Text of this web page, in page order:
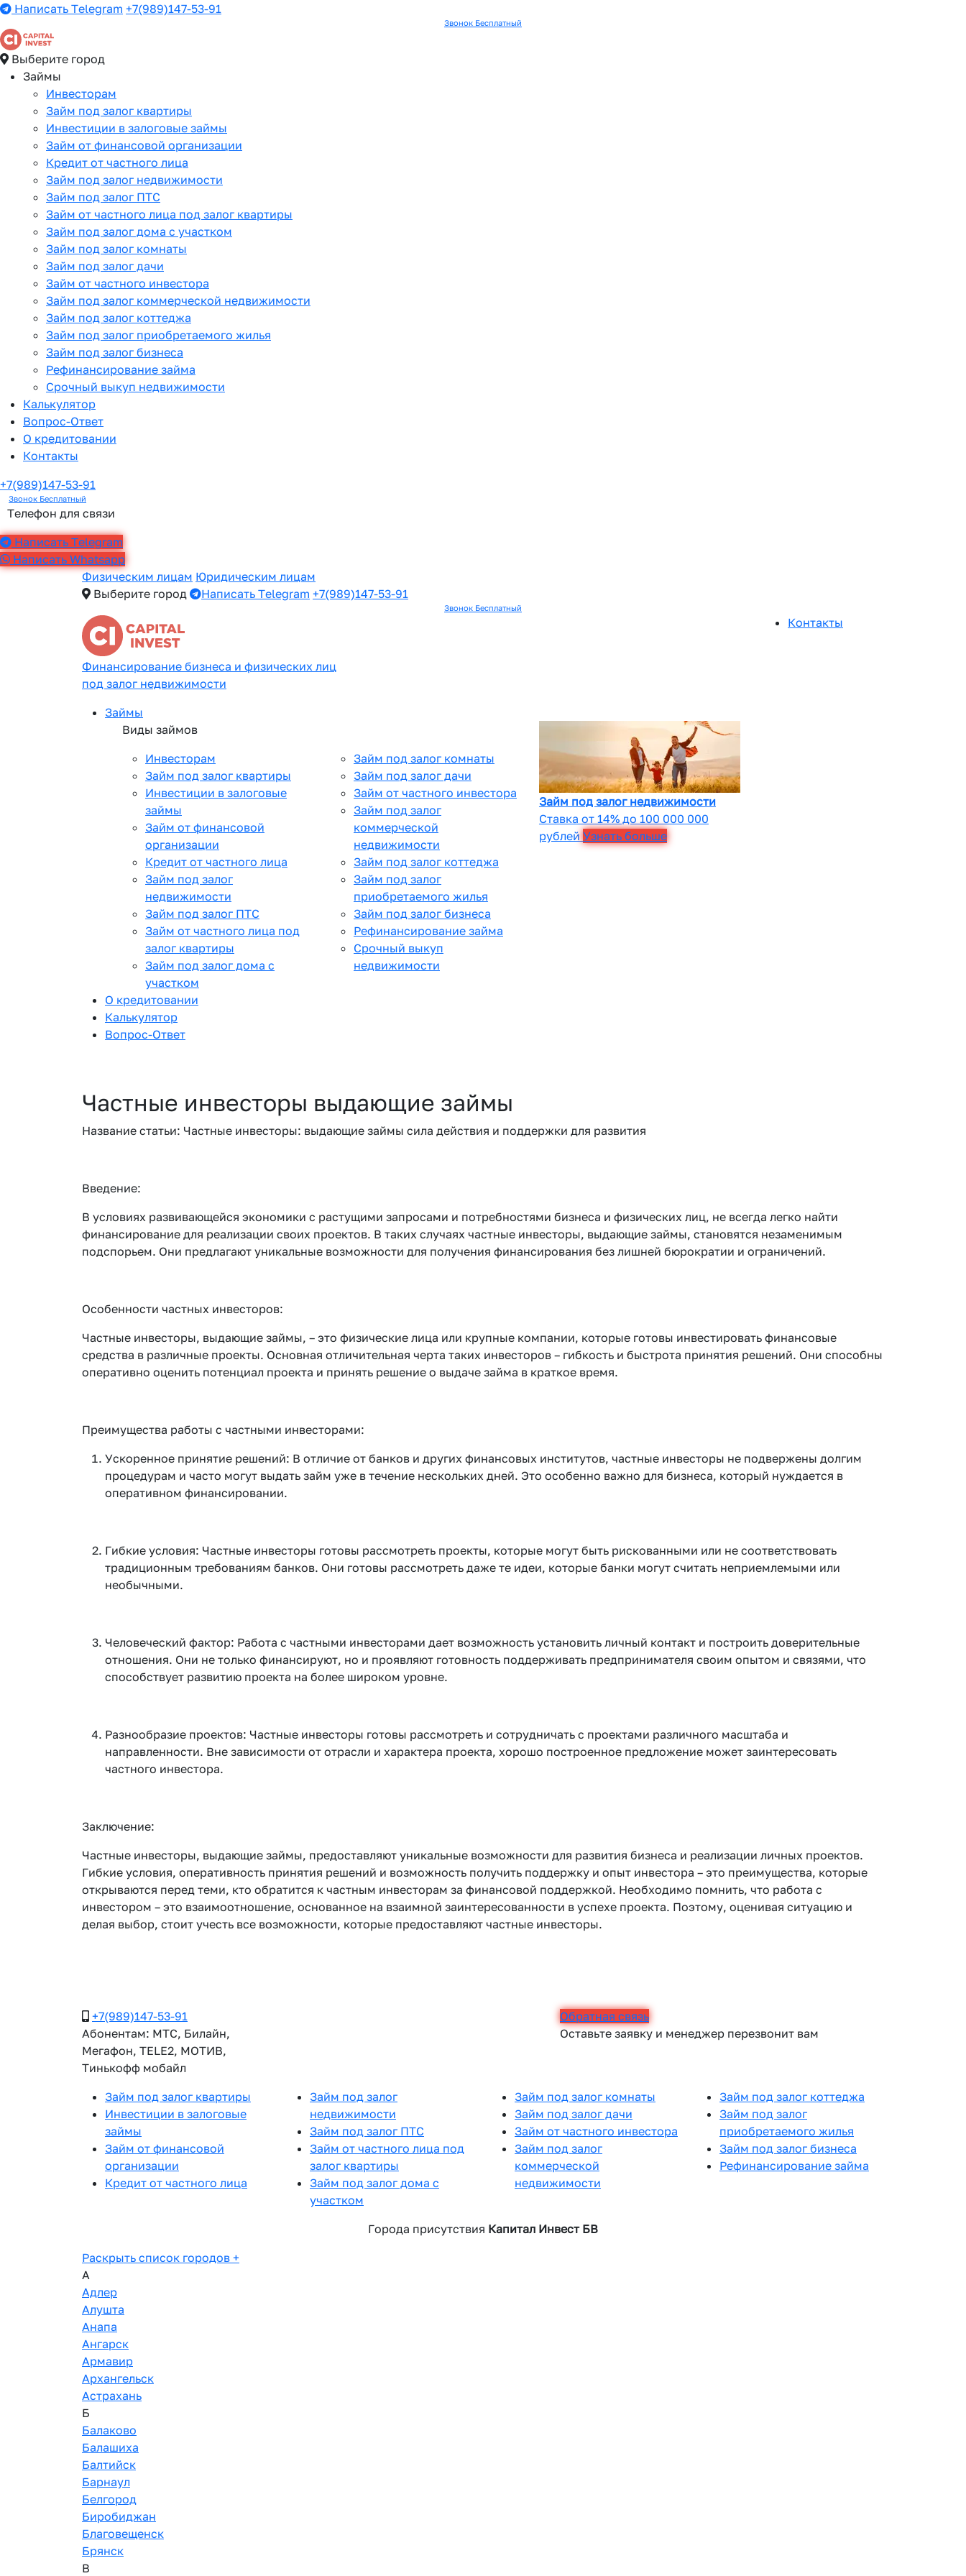
Написать Telegram +7(989)147-53-91
Звонок Бесплатный
Выберите город
Займы
Инвесторам
Займ под залог квартиры
Инвестиции в залоговые займы
Займ от финансовой организации
Кредит от частного лица
Займ под залог недвижимости
Займ под залог ПТС
Займ от частного лица под залог квартиры
Займ под залог дома с участком
Займ под залог комнаты
Займ под залог дачи
Займ от частного инвестора
Займ под залог коммерческой недвижимости
Займ под залог коттеджа
Займ под залог приобретаемого жилья
Займ под залог бизнеса
Рефинансирование займа
Срочный выкуп недвижимости
Калькулятор
Вопрос-Ответ
О кредитовании
Контакты
+7(989)147-53-91
Звонок Бесплатный
Телефон для связи
Написать Telegram
Написать Whatsapp
Физическим лицам Юридическим лицам
Выберите город
Написать Telegram +7(989)147-53-91
Звонок Бесплатный
Финансирование бизнеса и физических лиц
под залог недвижимости
Займы
Виды займов
Инвесторам
Займ под залог квартиры
Инвестиции в залоговые
займы
Займ от финансовой
организации
Кредит от частного лица
Займ под залог
недвижимости
Займ под залог ПТС
Займ от частного лица под
залог квартиры
Займ под залог дома с
участком
Займ под залог комнаты
Займ под залог дачи
Займ от частного инвестора
Займ под залог
коммерческой
недвижимости
Займ под залог коттеджа
Займ под залог
приобретаемого жилья
Займ под залог бизнеса
Рефинансирование займа
Срочный выкуп
недвижимости
Займ под залог недвижимости
Ставка от 14% до 100 000 000
рублей Узнать больше
О кредитовании
Калькулятор
Вопрос-Ответ
Контакты
Частные инвесторы выдающие займы
Название статьи: Частные инвесторы: выдающие займы сила действия и поддержки для развития
Введение:
В условиях развивающейся экономики с растущими запросами и потребностями бизнеса и физических лиц, не всегда легко найти
финансирование для реализации своих проектов. В таких случаях частные инвесторы, выдающие займы, становятся незаменимым
подспорьем. Они предлагают уникальные возможности для получения финансирования без лишней бюрократии и ограничений.
Особенности частных инвесторов:
Частные инвесторы, выдающие займы, – это физические лица или крупные компании, которые готовы инвестировать финансовые
средства в различные проекты. Основная отличительная черта таких инвесторов – гибкость и быстрота принятия решений. Они способны
оперативно оценить потенциал проекта и принять решение о выдаче займа в краткое время.
Преимущества работы с частными инвесторами:
Ускоренное принятие решений: В отличие от банков и других финансовых институтов, частные инвесторы не подвержены долгим
процедурам и часто могут выдать займ уже в течение нескольких дней. Это особенно важно для бизнеса, который нуждается в
оперативном финансировании.
Гибкие условия: Частные инвесторы готовы рассмотреть проекты, которые могут быть рискованными или не соответствовать
традиционным требованиям банков. Они готовы рассмотреть даже те идеи, которые банки могут считать неприемлемыми или
необычными.
Человеческий фактор: Работа с частными инвесторами дает возможность установить личный контакт и построить доверительные
отношения. Они не только финансируют, но и проявляют готовность поддерживать предпринимателя своим опытом и связями, что
способствует развитию проекта на более широком уровне.
Разнообразие проектов: Частные инвесторы готовы рассмотреть и сотрудничать с проектами различного масштаба и
направленности. Вне зависимости от отрасли и характера проекта, хорошо построенное предложение может заинтересовать
частного инвестора.
Заключение:
Частные инвесторы, выдающие займы, предоставляют уникальные возможности для развития бизнеса и реализации личных проектов.
Гибкие условия, оперативность принятия решений и возможность получить поддержку и опыт инвестора – это преимущества, которые
открываются перед теми, кто обратится к частным инвесторам за финансовой поддержкой. Необходимо помнить, что работа с
инвестором – это взаимоотношение, основанное на взаимной заинтересованности в успехе проекта. Поэтому, оценивая ситуацию и
делая выбор, стоит учесть все возможности, которые предоставляют частные инвесторы.
+7(989)147-53-91
Абонентам: МТС, Билайн,
Мегафон, TELE2, МОТИВ,
Тинькофф мобайл
Обратная связь
Оставьте заявку и менеджер перезвонит вам
Займ под залог квартиры
Инвестиции в залоговые
займы
Займ от финансовой
организации
Кредит от частного лица
Займ под залог
недвижимости
Займ под залог ПТС
Займ от частного лица под
залог квартиры
Займ под залог дома с
участком
Займ под залог комнаты
Займ под залог дачи
Займ от частного инвестора
Займ под залог
коммерческой
недвижимости
Займ под залог коттеджа
Займ под залог
приобретаемого жилья
Займ под залог бизнеса
Рефинансирование займа
Города присутствия Капитал Инвест БВ
Раскрыть список городов +
А
Адлер
Алушта
Анапа
Ангарск
Армавир
Архангельск
Астрахань
Б
Балаково
Балашиха
Балтийск
Барнаул
Белгород
Биробиджан
Благовещенск
Брянск
В